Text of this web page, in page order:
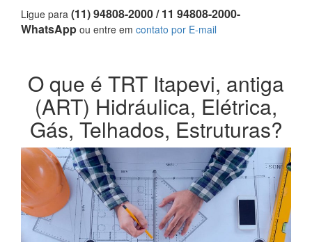
Ligue para (11) 94808-2000 / 11 94808-2000-
WhatsApp ou entre em contato por E-mail
O que é TRT Itapevi, antiga
(ART) Hidráulica, Elétrica,
Gás, Telhados, Estruturas?